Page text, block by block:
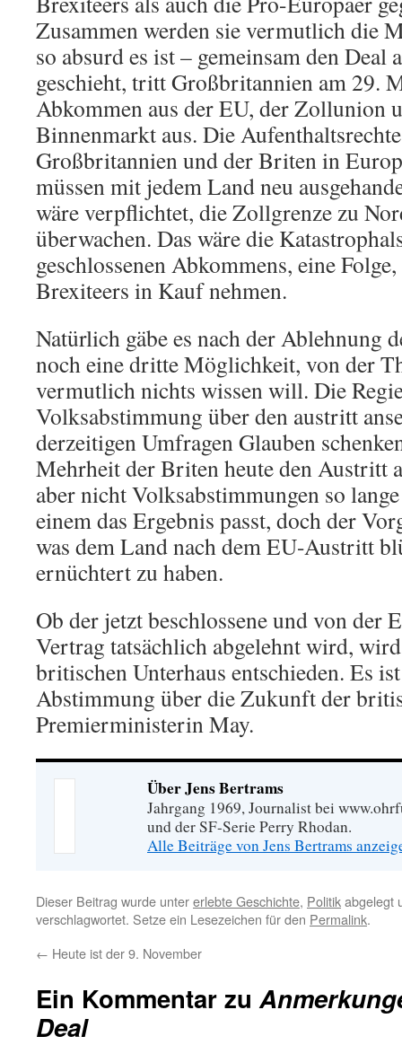
Zusammen werden sie vermutlich die
so absurd es ist – gemeinsam den Deal
geschieht, tritt Großbritannien am 29.
Abkommen aus der EU, der Zollunion
Binnenmarkt aus. Die
Großbritannien und der Briten in
müssen mit jedem Land neu
wäre verpflichtet, die Zollgrenze zu
überwachen. Das wäre die
geschlossenen Abkommens, eine
Brexiteers in Kauf nehmen.
Natürlich gäbe es nach der Ablehnung
noch eine dritte Möglichkeit, von der
vermutlich nichts wissen will. Die
Volksabstimmung über den austritt
derzeitigen Umfragen Glauben
Mehrheit der Briten heute den Austritt
aber nicht Volksabstimmungen so
einem das Ergebnis passt, doch der
was dem Land nach dem EU-Austritt
ernüchtert zu haben.
Ob der jetzt beschlossene und von der
Vertrag tatsächlich abgelehnt wird,
britischen Unterhaus entschieden. Es
Abstimmung über die Zukunft der
Premierministerin May.
Über Jens Bertrams
Jahrgang 1969, Journalist bei
und der SF-Serie Perry Rhodan.
Alle Beiträge von Jens Bertrams
Dieser Beitrag wurde untererlebte Geschichte, Politikabgelegt
verschlagwortet. Setze ein Lesezeichen für den Permalink.
← Heute ist der 9. November
Ein Kommentar zu
Deal